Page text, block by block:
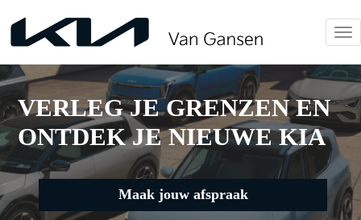
VERLEG JE GRENZEN EN
ONTDEK JE NIEUWE KIA
Maak jouw afspraak